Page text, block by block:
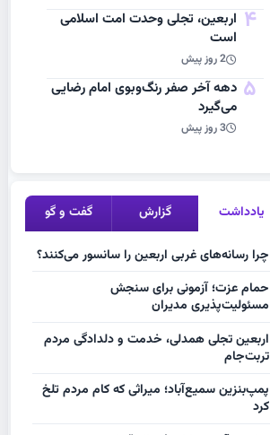
4 اربعین، تجلی وحدت امت اسلامی
است
2 روز پیش
5 دهه آخر صفر رنگ‌وبوی امام رضایی
می‌گیرد
3 روز پیش
یادداشت گزارش گفت و گو
چرا رسانه‌های غربی اربعین را سانسور می‌کنند؟
حمام عزت؛ آزمونی برای سنجش
مسئولیت‌پذیری مدیران
اربعین تجلی همدلی، خدمت و دلدادگی مردم
تربت‌جام
پمپ‌بنزین سمیع‌آباد؛ میراثی که کام مردم تلخ
کرد